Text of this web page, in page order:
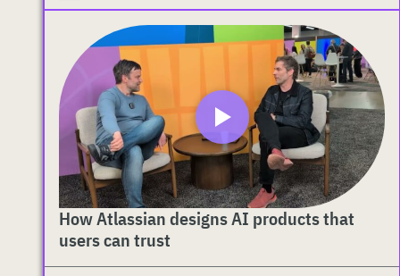
How Atlassian designs AI products that
users can trust